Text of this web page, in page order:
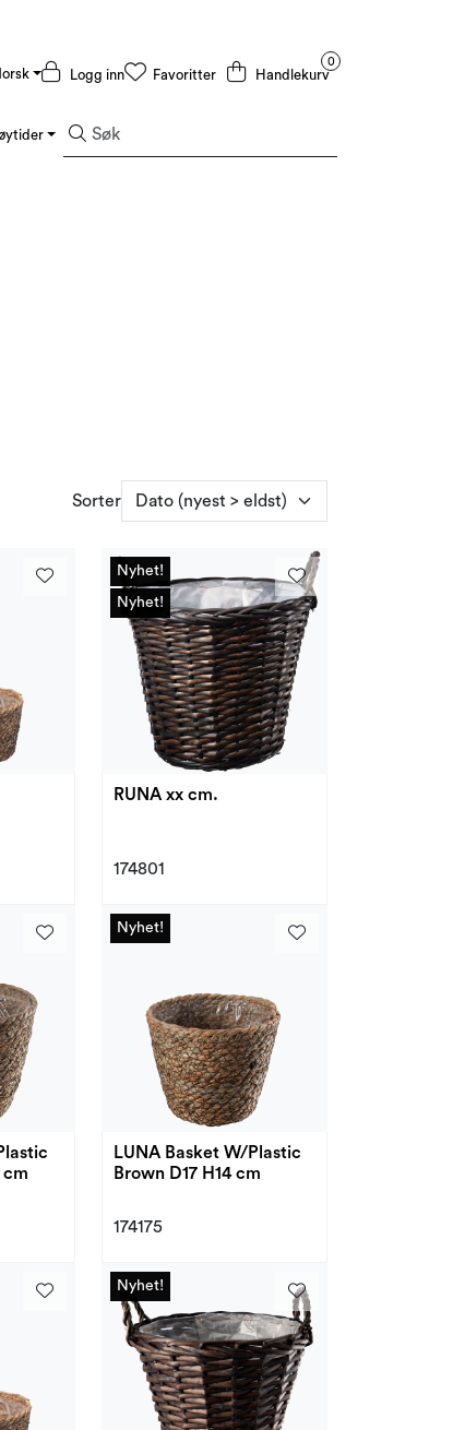
Logg inn Favoritter
0
Handlekurv
Kampanjer og Outlet
Sorter
Nyhet!
Nyhet!
Nyhet!
Nyhet!
RUNA xx cm.
174801
cm
Nyhet!
Nyhet!
LUNA Basket W/Plastic
Brown D17 H14 cm
174175
Nyhet!
Nyhet!